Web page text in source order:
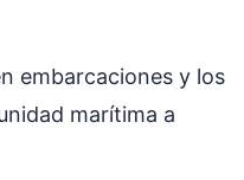
embarcaciones y los
marítima a